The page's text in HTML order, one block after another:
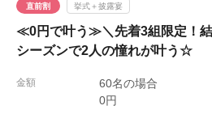
等たくさんのお褒めの言葉をいた
ナーさんをはじめスタッフの皆さ
思い出を本当にありがとうござい
直前割 挙式＋披露宴
≪0円で叶う≫＼先着3組限定！結
シーズンで2人の憧れが叶う☆
金額
60名の場合
0円